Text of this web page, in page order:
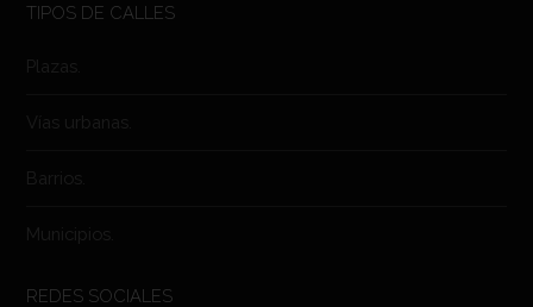
TIPOS DE CALLES
Plazas.
Vías urbanas.
Barrios.
Municipios.
REDES SOCIALES